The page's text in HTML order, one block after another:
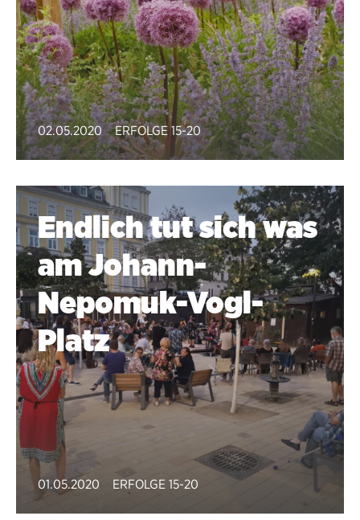
02.05.2020 ERFOLGE 15-20
Endlich tut sich was
am Johann-
Nepomuk-Vogl-
Platz
01.05.2020 ERFOLGE 15-20